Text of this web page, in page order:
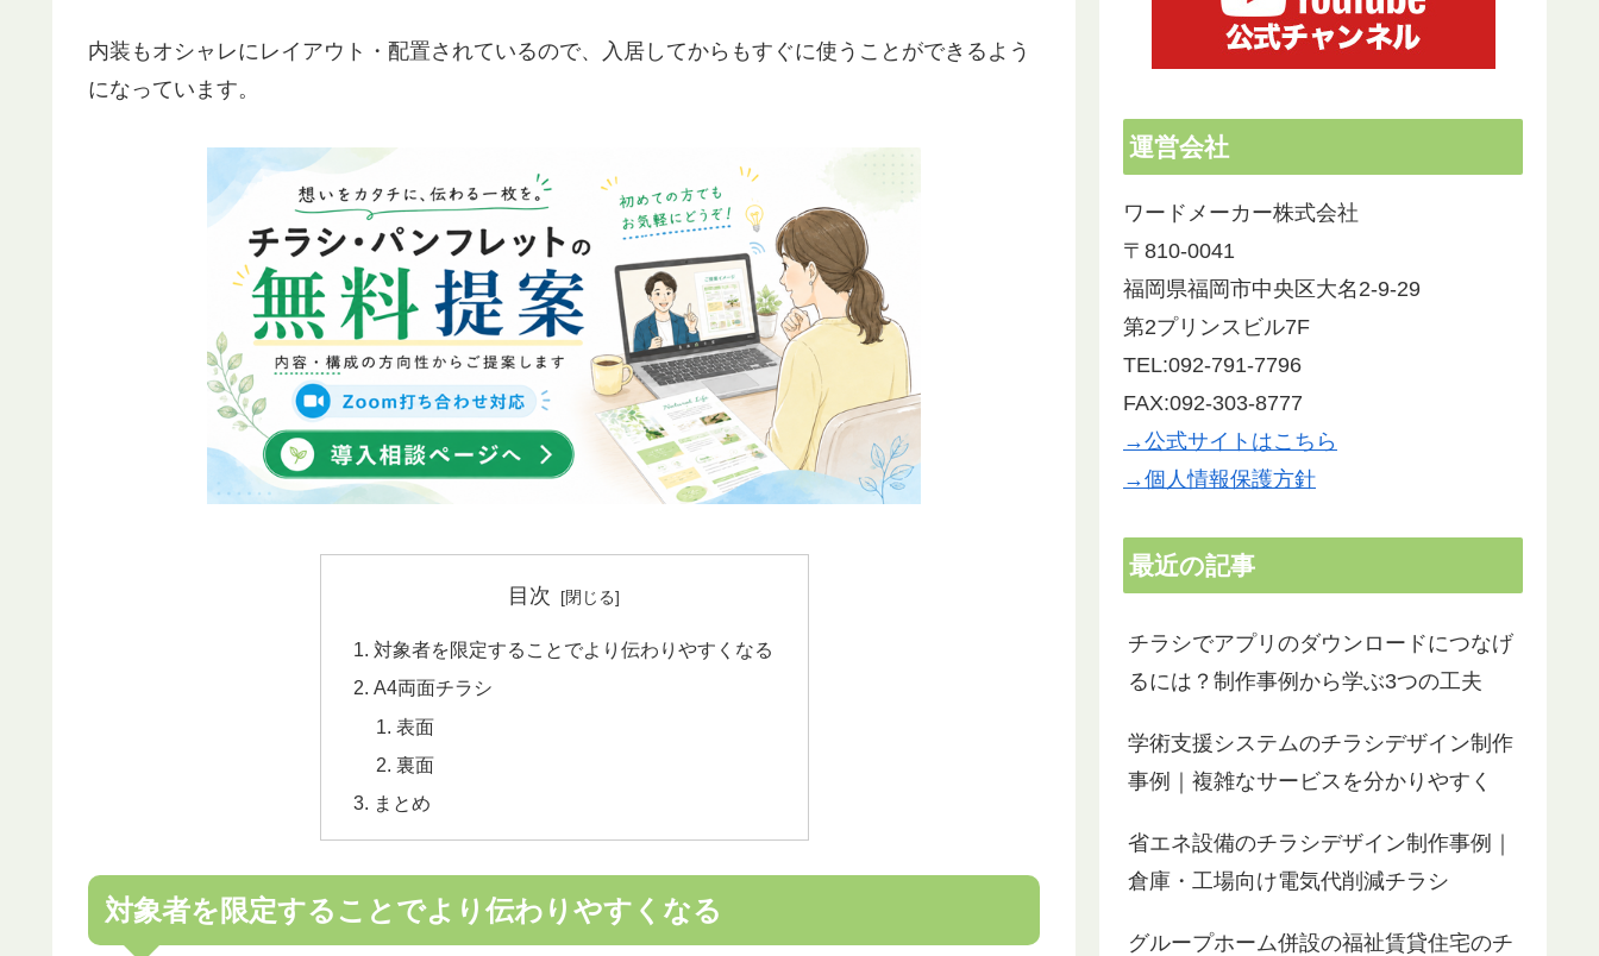
内装もオシャレにレイアウト・配置されているので、入居してからもすぐに使うことができるよう
になっています。
目次
対象者を限定することでより伝わりやすくなる
A4両面チラシ
表面
裏面
まとめ
対象者を限定することでより伝わりやすくなる
運営会社
ワードメーカー株式会社
〒810-0041
福岡県福岡市中央区大名2-9-29
第2プリンスビル7F
TEL:092-791-7796
FAX:092-303-8777
→公式サイトはこちら
→個人情報保護方針
最近の記事
チラシでアプリのダウンロードにつなげ
るには？制作事例から学ぶ3つの工夫
学術支援システムのチラシデザイン制作
事例｜複雑なサービスを分かりやすく
省エネ設備のチラシデザイン制作事例｜
倉庫・工場向け電気代削減チラシ
グループホーム併設の福祉賃貸住宅のチ